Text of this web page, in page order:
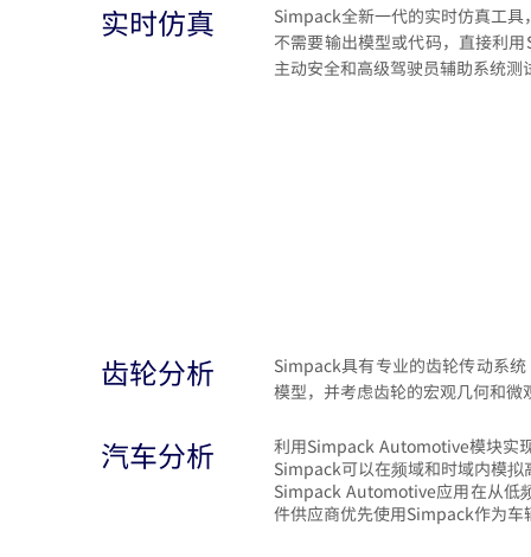
利用Simpack Automotive模块实
Simpack可以在频域和时域内模
Simpack Automotive应用在从低
件供应商优先使用Simpack作为车
实时仿真
汽车分析
齿轮分析
Simpack具有专业的齿轮传动系
模型，并考虑齿轮的宏观几何和微
Simpack全新一代的实时仿真工
不需要输出模型或代码，直接利
主动安全和高级驾驶员辅助系统测